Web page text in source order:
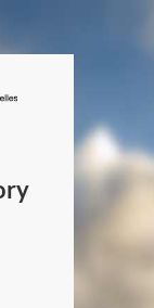
/
Canada